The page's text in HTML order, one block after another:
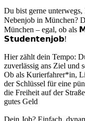
Du bist gerne
Nebenjob in München?
München – egal, ob
𝗦𝘁𝘂𝗱𝗲𝗻𝘁𝗲𝗻𝗷𝗼𝗯!
Hier zählt dein Tempo:
zuverlässig ans Ziel und
Ob als Kurierfahrer*in,
der Schlüssel für eine
die Freiheit auf der
gutes Geld
Dein Job? Einfach,